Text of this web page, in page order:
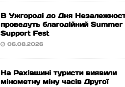
В Ужгороді до Дня
проведуть благодійний Summer
Support Fest
06.08.2026
На Рахівщині туристи виявили
мінометну міну часів Другої